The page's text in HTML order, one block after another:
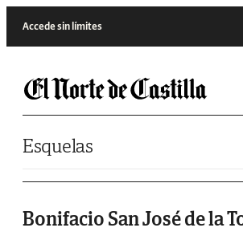
Accede sin límites
Esquelas
Bonifacio San José de la